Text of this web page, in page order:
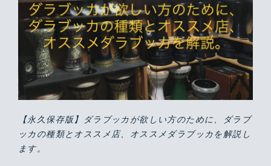
【永久保存版】ダラブッカが欲しい方のために、ダラブ
ッカの種類とオススメ店、オススメダラブッカを解説し
ます。